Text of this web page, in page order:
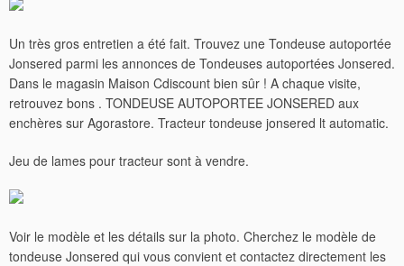
Un très gros entretien a été fait. Trouvez une Tondeuse autoportée
Jonsered parmi les annonces de Tondeuses autoportées Jonsered.
Dans le magasin Maison Cdiscount bien sûr ! A chaque visite,
retrouvez bons . TONDEUSE AUTOPORTEE JONSERED aux
enchères sur Agorastore. Tracteur tondeuse jonsered lt automatic.
Jeu de lames pour tracteur sont à vendre.
Voir le modèle et les détails sur la photo. Cherchez le modèle de
tondeuse Jonsered qui vous convient et contactez directement les